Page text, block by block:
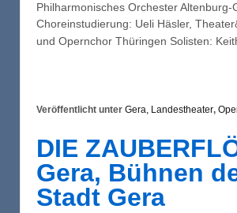
Philharmonisches Orchester Altenburg-
Choreinstudierung: Ueli Häsler,
und Opernchor Thüringen Solisten:
Veröffentlicht unter Gera, Landestheater,
DIE
Gera, Bühnen
Stadt Gera